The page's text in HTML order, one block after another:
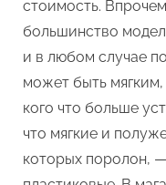
стоимость.
большинство
и в любом случае
может быть
кого что больше
что мягкие и
которых поролон,